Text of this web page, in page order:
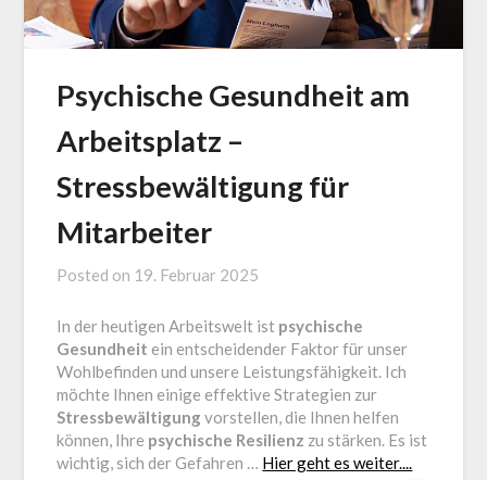
Psychische Gesundheit am
Arbeitsplatz –
Stressbewältigung für
Mitarbeiter
Posted on 19. Februar 2025
Loga
In der heutigen Arbeitswelt ist psychische
Gesundheit ein entscheidender Faktor für unser
Wohlbefinden und unsere Leistungsfähigkeit. Ich
möchte Ihnen einige effektive Strategien zur
Stressbewältigung vorstellen, die Ihnen helfen
können, Ihre psychische Resilienz zu stärken. Es ist
wichtig, sich der Gefahren … Hier geht es weiter....